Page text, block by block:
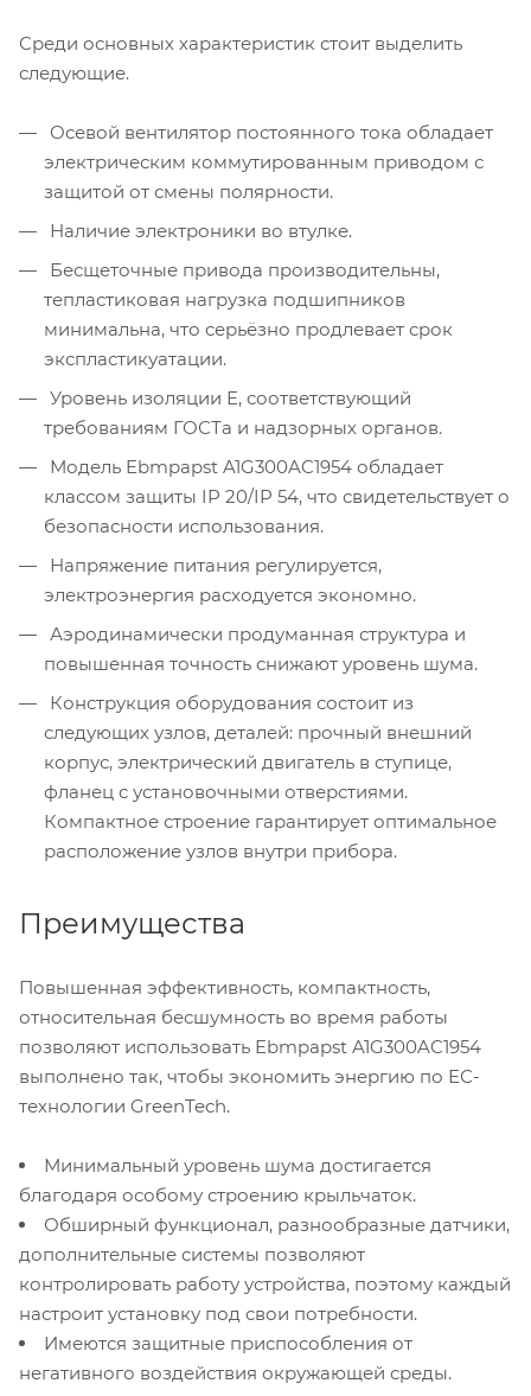
Среди основных характеристик стоит выделить
следующие.
Осевой вентилятор постоянного тока обладает
электрическим коммутированным приводом с
защитой от смены полярности.
Наличие электроники во втулке.
Бесщеточные привода производительны,
тепластиковая нагрузка подшипников
минимальна, что серьёзно продлевает срок
экспластикуатации.
Уровень изоляции Е, соответствующий
требованиям ГОСТа и надзорных органов.
Модель Ebmpapst A1G300AC1954 обладает
классом защиты IP 20/IP 54, что свидетельствует о
безопасности использования.
Напряжение питания регулируется,
электроэнергия расходуется экономно.
Аэродинамически продуманная структура и
повышенная точность снижают уровень шума.
Конструкция оборудования состоит из
следующих узлов, деталей: прочный внешний
корпус, электрический двигатель в ступице,
фланец с установочными отверстиями.
Компактное строение гарантирует оптимальное
расположение узлов внутри прибора.
Преимущества
Повышенная эффективность, компактность,
относительная бесшумность во время работы
позволяют использовать Ebmpapst A1G300AC1954
выполнено так, чтобы экономить энергию по ЕС-
технологии GreenTech.
Минимальный уровень шума достигается
благодаря особому строению крыльчаток.
Обширный функционал, разнообразные датчики,
дополнительные системы позволяют
контролировать работу устройства, поэтому каждый
настроит установку под свои потребности.
Имеются защитные приспособления от
негативного воздействия окружающей среды.